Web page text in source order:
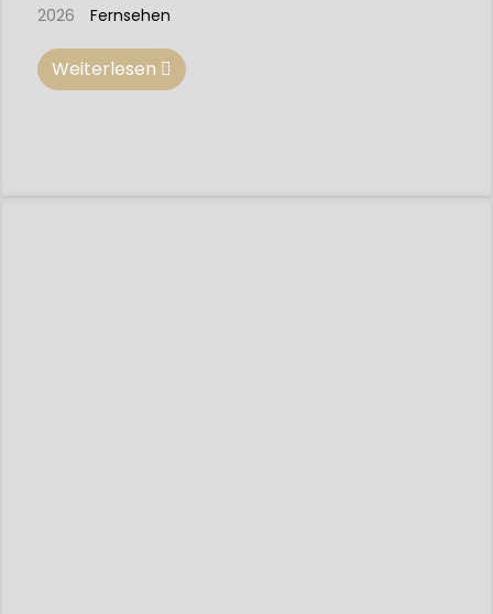
2026 Fernsehen
Weiterlesen